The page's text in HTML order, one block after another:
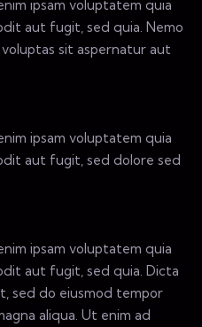
ipsam voluptatem quia
aut fugit, sed quia. Nemo
sit aspernatur aut
ipsam voluptatem quia
aut fugit, sed dolore sed
ipsam voluptatem quia
aut fugit, sed quia. Dicta
sed do eiusmod tempor
aliqua. Ut enim ad